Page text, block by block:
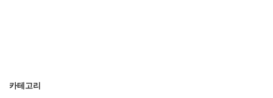
카테고리